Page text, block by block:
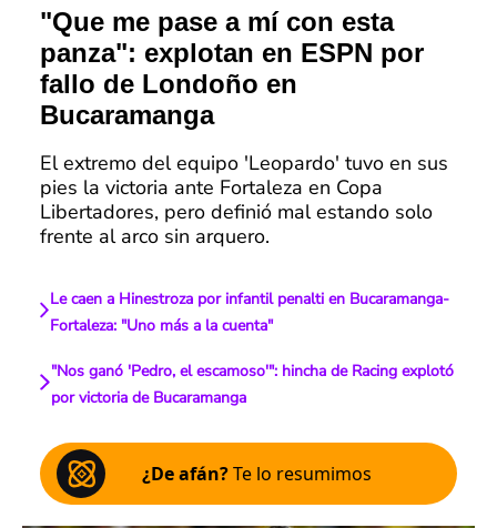
"Que me pase a mí con esta
panza": explotan en ESPN por
fallo de Londoño en
Bucaramanga
El extremo del equipo 'Leopardo' tuvo en sus
pies la victoria ante Fortaleza en Copa
Libertadores, pero definió mal estando solo
frente al arco sin arquero.
Le caen a Hinestroza por infantil penalti en Bucaramanga-
Fortaleza: "Uno más a la cuenta"
"Nos ganó 'Pedro, el escamoso'": hincha de Racing explotó
por victoria de Bucaramanga
¿De afán?Te lo resumimos